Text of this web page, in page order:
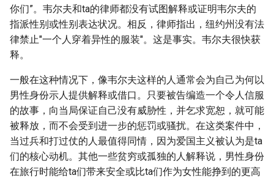
你们”。韦尔夫和ta的律师都没有试图解释或证明韦尔夫的
指派性别或性别表达状况。相反，律师指出，纽约州没有法
律禁止"一个人穿着异性的服装"。这是事实。韦尔夫很快获
释。
一般在这种情况下，像韦尔夫这样的人通常会为自己为何以
男性身份示人提供解释或借口。只要被告编造一个令人信服
的故事，向当局保证自己没有威胁性，并乞求宽恕，就可能
被释放，而不会受到进一步的惩罚或骚扰。在这类案件中，
当过兵和打过仗的人最值得同情，因为爱国主义被认为是ta
们的核心动机。其他一些贫穷或孤独的人解释说，男性身份
在旅行时能给ta们带来安全或比ta们作为女性能挣到的更高